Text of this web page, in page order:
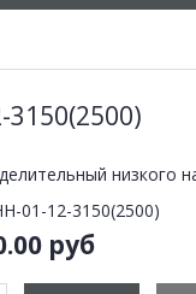
низкого
01-12-3150(2500)
руб